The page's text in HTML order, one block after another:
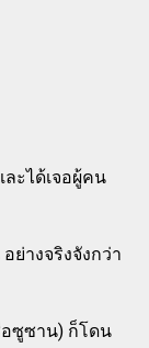
ะได้เจอผู้คน
างจริงจังกว่า
ซูซาน) ก็โดน